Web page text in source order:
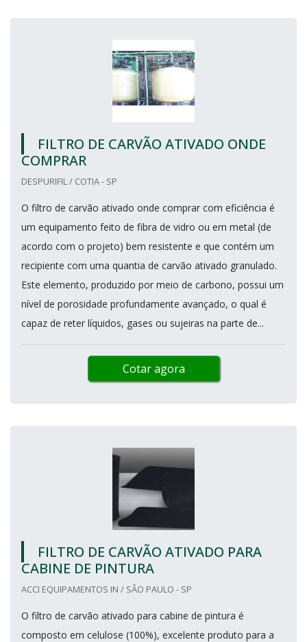
FILTRO DE CARVÃO ATIVADO ONDE
COMPRAR
DESPURIFIL / COTIA - SP
O filtro de carvão ativado onde comprar com eficiência é
um equipamento feito de fibra de vidro ou em metal (de
acordo com o projeto) bem resistente e que contém um
recipiente com uma quantia de carvão ativado granulado.
Este elemento, produzido por meio de carbono, possui um
nível de porosidade profundamente avançado, o qual é
capaz de reter líquidos, gases ou sujeiras na parte de...
Cotar agora
FILTRO DE CARVÃO ATIVADO PARA
CABINE DE PINTURA
ACCI EQUIPAMENTOS IN / SÃO PAULO - SP
O filtro de carvão ativado para cabine de pintura é
composto em celulose (100%), excelente produto para a